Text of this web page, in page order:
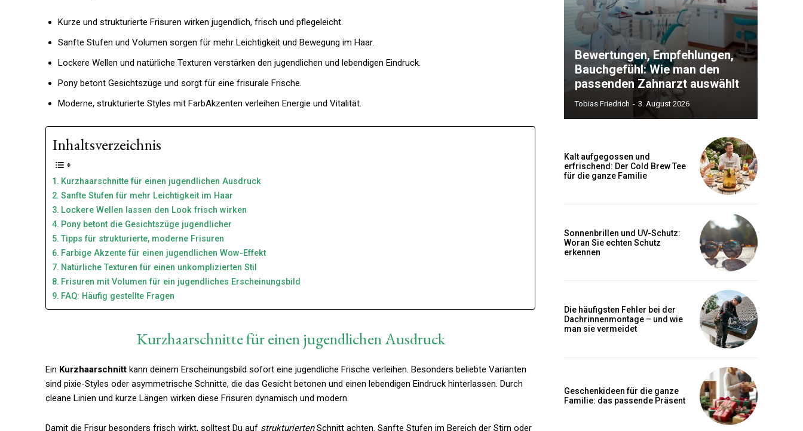
Kurze und strukturierte Frisuren wirken jugendlich, frisch und pflegeleicht.
Sanfte Stufen und Volumen sorgen für mehr Leichtigkeit und Bewegung im Haar.
Lockere Wellen und natürliche Texturen verstärken den jugendlichen und lebendigen Eindruck.
Pony betont Gesichtszüge und sorgt für eine frisurale Frische.
Moderne, strukturierte Styles mit FarbAkzenten verleihen Energie und Vitalität.
Inhaltsverzeichnis
Kurzhaarschnitte für einen jugendlichen Ausdruck
Sanfte Stufen für mehr Leichtigkeit im Haar
Lockere Wellen lassen den Look frisch wirken
Pony betont die Gesichtszüge jugendlicher
Tipps für strukturierte, moderne Frisuren
Farbige Akzente für einen jugendlichen Wow-Effekt
Natürliche Texturen für einen unkomplizierten Stil
Frisuren mit Volumen für ein jugendliches Erscheinungsbild
FAQ: Häufig gestellte Fragen
Kurzhaarschnitte für einen jugendlichen Ausdruck
Ein Kurzhaarschnitt kann deinem Erscheinungsbild sofort eine jugendliche Frische verleihen. Besonders beliebte Varianten
sind pixie-Styles oder asymmetrische Schnitte, die das Gesicht betonen und einen lebendigen Eindruck hinterlassen. Durch
cleane Linien und kurze Längen wirken diese Frisuren dynamisch und modern.
Damit die Frisur besonders frisch wirkt, solltest Du auf strukturiertenSchnitt achten. Sanfte Stufen im Bereich der Stirn oder
Bewertungen, Empfehlungen,
Bauchgefühl: Wie man den
passenden Zahnarzt auswählt
Tobias Friedrich - 3. August 2026
Kalt aufgegossen und
erfrischend: Der Cold Brew Tee
für die ganze Familie
Sonnenbrillen und UV-Schutz:
Woran Sie echten Schutz
erkennen
Die häufigsten Fehler bei der
Dachrinnenmontage – und wie
man sie vermeidet
Geschenkideen für die ganze
Familie: das passende Präsent